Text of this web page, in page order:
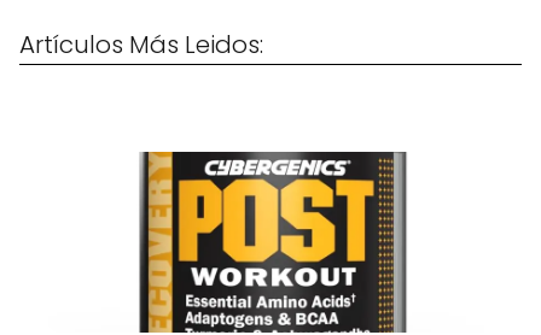
Artículos Más Leidos: